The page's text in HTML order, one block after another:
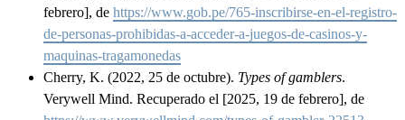
febrero], de https://www.gob.pe/765-inscribirse-en-el-registro-
de-personas-prohibidas-a-acceder-a-juegos-de-casinos-y-
maquinas-tragamonedas
Cherry, K. (2022, 25 de octubre). Types of gamblers.
Verywell Mind. Recuperado el [2025, 19 de febrero], de